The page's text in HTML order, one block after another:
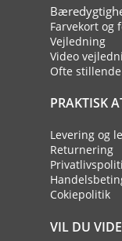
Farvekort og
Vejledning
Video
Ofte
PRAKTISK
Levering og
Returnering
Cokiepolitik
VIL DU